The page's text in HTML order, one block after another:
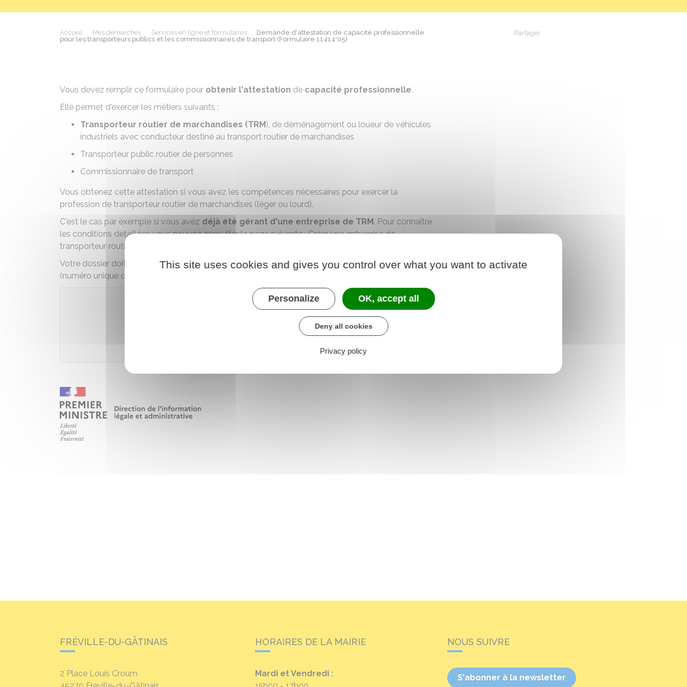
Accueil Mes démarches Services en ligne et formulaires
Demande d'attestation de capacité professionnelle
pour les transporteurs publics et les commissionnaires de transport (Formulaire 11414*05)
Partager
Vous devez remplir ce formulaire pour obtenir l'attestation de capacité professionnelle.
Elle permet d'exercer les métiers suivants :
Transporteur routier de marchandises (TRM), de déménagement ou loueur de véhicules
industriels avec conducteur destiné au transport routier de marchandises
Transporteur public routier de personnes
Commissionnaire de transport
Vous obtenez cette attestation si vous avez les compétences nécessaires pour exercer la
profession de transporteur routier de marchandises (léger ou lourd).
C'est le cas par exemple si vous avez déjà été gérant d'une entreprise de TRM. Pour connaître
les conditions détaillées vous pouvez consulter la page suivante :Créer une entreprise de
transporteur routier de marchandises
Votre dossier doit notamment comporter les preuvesde votreexpérience professionnelle
(numéro unique d'identification
Télécharger le formulaire (76.8 KB)
FRÉVILLE-DU-GÂTINAIS
2 Place Louis Croum
HORAIRES DE LA MAIRIE
Mardi et Vendredi :
NOUS SUIVRE
S'abonner à la newsletter
This site uses cookies and gives you control over what you want to activate
Personalize OK, accept all
Deny all cookies
Privacy policy